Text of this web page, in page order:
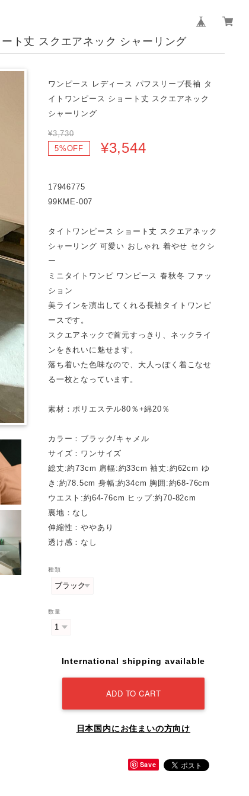
ト丈 スクエアネック シャーリング
ワンピース レディース パフスリーブ長袖 タ
イトワンピース ショート丈 スクエアネック
シャーリング
¥3,730
5%OFF
¥3,544
17946775
99KME-007
タイトワンピース ショート丈 スクエアネック
シャーリング 可愛い おしゃれ 着やせ セクシ
ー
ミニタイトワンピ ワンピース 春秋冬 ファッ
ション
美ラインを演出してくれる長袖タイトワンピ
ースです。
スクエアネックで首元すっきり、ネックライ
ンをきれいに魅せます。
落ち着いた色味なので、大人っぽく着こなせ
る一枚となっています。
素材：ポリエステル80％+綿20％
カラー：ブラック/キャメル
サイズ：ワンサイズ
総丈:約73cm 肩幅:約33cm 袖丈:約62cm ゆ
き:約78.5cm 身幅:約34cm 胸囲:約68-76cm
ウエスト:約64-76cm ヒップ:約70-82cm
裏地：なし
伸縮性：ややあり
透け感：なし
種類
数量
International shipping available
ADD TO CART
日本国内にお住まいの方向け
Save